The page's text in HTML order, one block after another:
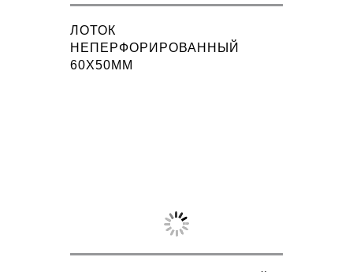
ЛОТОК
НЕПЕРФОРИРОВАННЫЙ
60X50ММ